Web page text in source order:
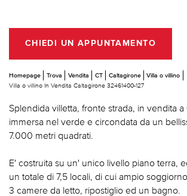
CHIEDI UN APPUNTAMENTO
Homepage Trova Vendita CT Caltagirone
Villa o villino
Villa o villino In Vendita Caltagirone 32461400-127
Splendida villetta, fronte strada, in vendita a
immersa nel verde e circondata da un
7.000 metri quadrati.
E' costruita su un' unico livello piano terra,
un totale di 7,5 locali, di cui ampio
3 camere da letto, ripostiglio ed un bagno.